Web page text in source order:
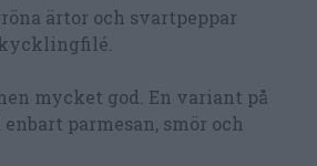
ärtor och svartpeppar
mycket god. En variant på
enbart parmesan, smör och